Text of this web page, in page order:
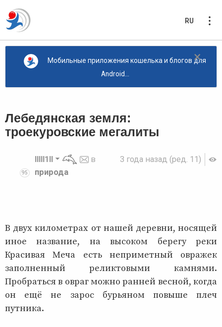
RU
×
Мобильные приложения кошелька и блогов для
Android...
Лебедянская земля:
троекуровские мегалиты
3 года назад (ред. 11)
95
lllll1ll
в
природа
В двух километрах от нашей деревни, носящей
иное название, на высоком берегу реки
Красивая Меча есть неприметный овражек
заполненный реликтовыми камнями.
Пробраться в овраг можно ранней весной, когда
он ещё не зарос бурьяном повыше плеч
путника.